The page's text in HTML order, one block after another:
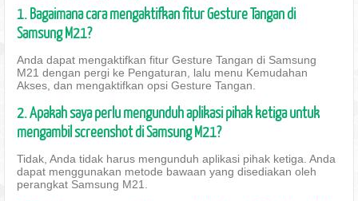
1. Bagaimana cara mengaktifkan fitur Gesture Tangan di
Samsung M21?
Anda dapat mengaktifkan fitur Gesture Tangan di Samsung
M21 dengan pergi ke Pengaturan, lalu menu Kemudahan
Akses, dan mengaktifkan opsi Gesture Tangan.
2. Apakah saya perlu mengunduh aplikasi pihak ketiga untuk
mengambil screenshot di Samsung M21?
Tidak, Anda tidak harus mengunduh aplikasi pihak ketiga. Anda
dapat menggunakan metode bawaan yang disediakan oleh
perangkat Samsung M21.